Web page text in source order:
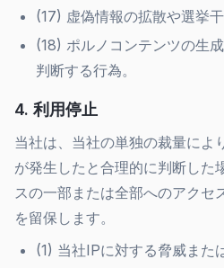
(17) 虚偽情報の拡散や選挙干
(18) ポルノコンテンツの生
判断する行為。
4. 利用停止
当社は、当社の単独の裁量によ
が発生したと合理的に判断した
スの一部または全部へのアクセ
を留保します。
(1) 当社IPに対する脅威また